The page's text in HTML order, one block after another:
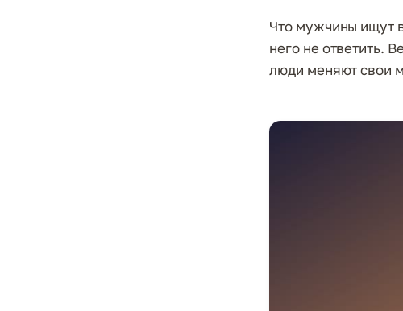
Что мужчины ищут
него не ответить.
люди меняют свои